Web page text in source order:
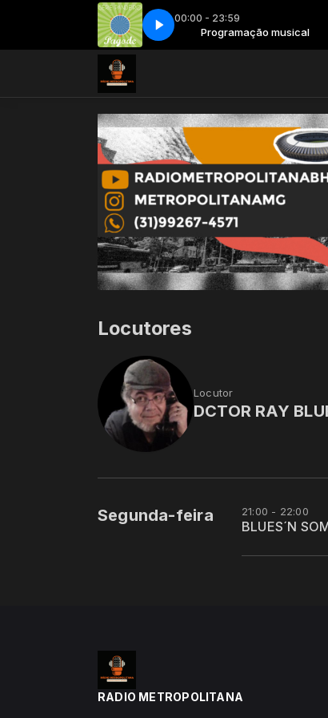
00:00 - 23:59
Programação musical Programação musical
26 - Grupo Raça - Eu e Ela 26 - Grupo Raça - Eu e Ela
Locutores
Locutor
DCTOR RAY
Segunda-feira 21:00 - 22:00
BLUES´N
RADIO METROPOLITANA